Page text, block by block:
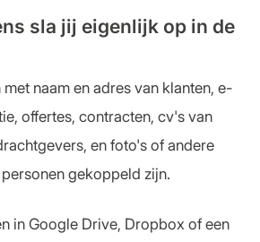
sla jij eigenlijk op in de
naam en adres van klanten, e-
offertes, contracten, cv's van
en foto's of andere
gekoppeld zijn.
in Google Drive, Dropbox of een